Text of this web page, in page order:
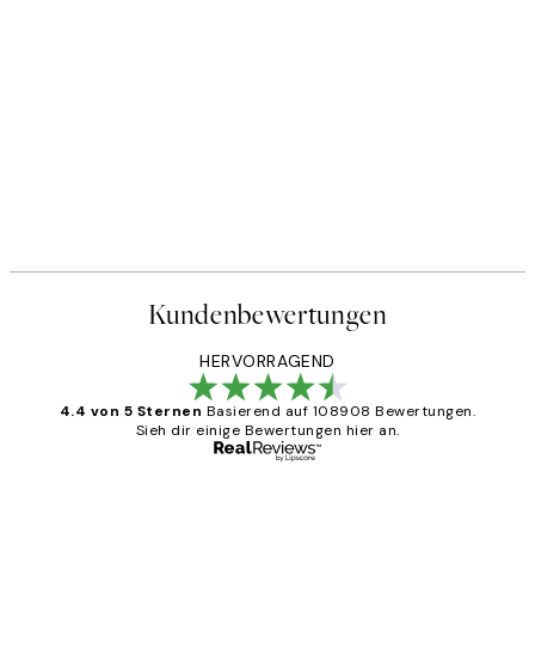
Kundenbewertungen
HERVORRAGEND
4.4 von 5 Sternen Basierend auf 108908 Bewertungen.
Sieh dir einige Bewertungen hier an.